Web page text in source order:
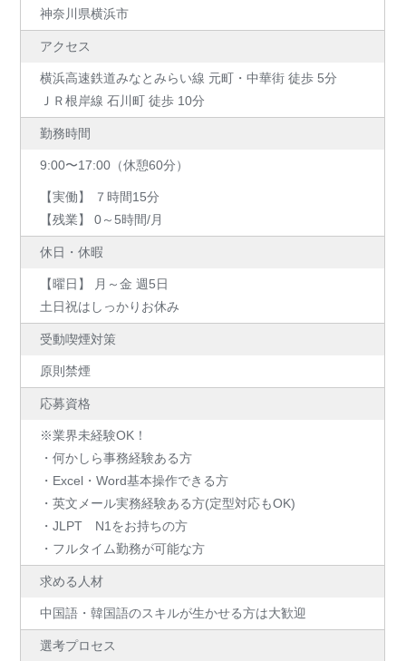
神奈川県横浜市
アクセス
横浜高速鉄道みなとみらい線 元町・中華街 徒歩 5分
ＪＲ根岸線 石川町 徒歩 10分
勤務時間
9:00〜17:00（休憩60分）
【実働】 ７時間15分
【残業】 0～5時間/月
休日・休暇
【曜日】 月～金 週5日
土日祝はしっかりお休み
受動喫煙対策
原則禁煙
応募資格
※業界未経験OK！
・何かしら事務経験ある方
・Excel・Word基本操作できる方
・英文メール実務経験ある方(定型対応もOK)
・JLPT N1をお持ちの方
・フルタイム勤務が可能な方
求める人材
中国語・韓国語のスキルが生かせる方は大歓迎
選考プロセス